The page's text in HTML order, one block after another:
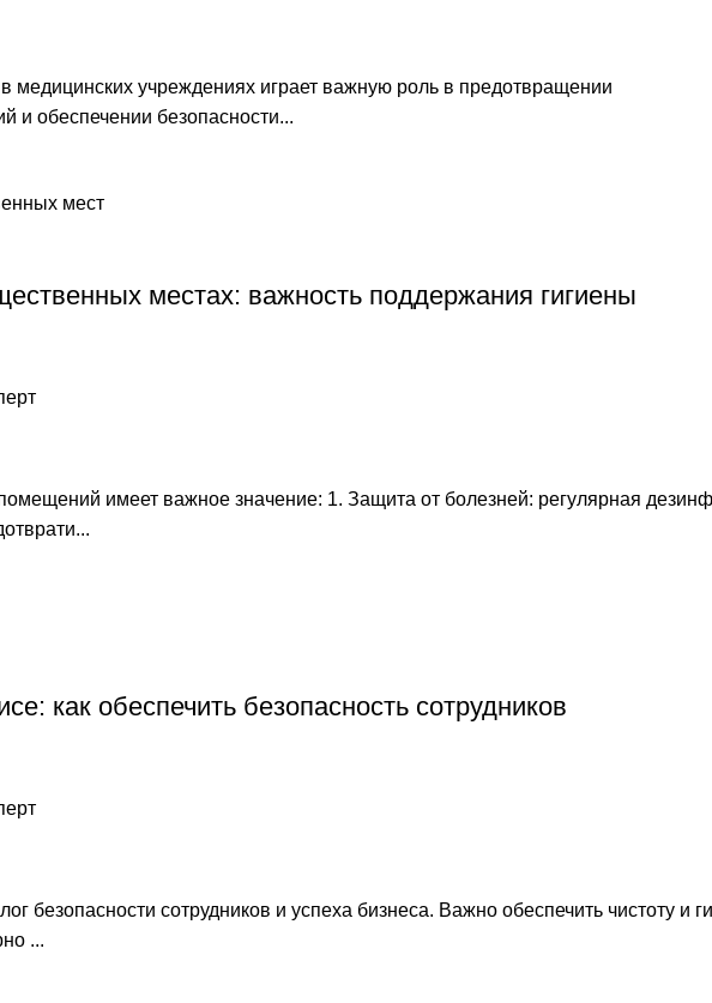
учреждениях играет важную роль в предотвращении
и обеспечении безопасности...
местах: важность поддержания гигиены
имеет важное значение: 1. Защита от болезней: регулярная
как обеспечить безопасность сотрудников
безопасности сотрудников и успеха бизнеса. Важно обеспечить чистоту и
...